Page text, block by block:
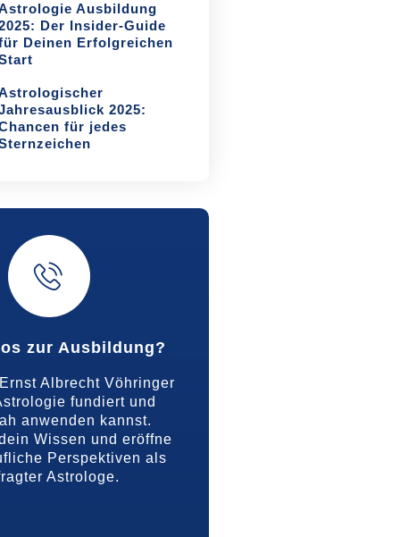
Ausbildung
Der Insider-Guide
Deinen Erfolgreichen
2025:
für jedes
zur Ausbildung?
Albrecht Vöhringer
fundiert und
anwenden kannst.
Wissen und eröffne
Perspektiven als
Astrologe.